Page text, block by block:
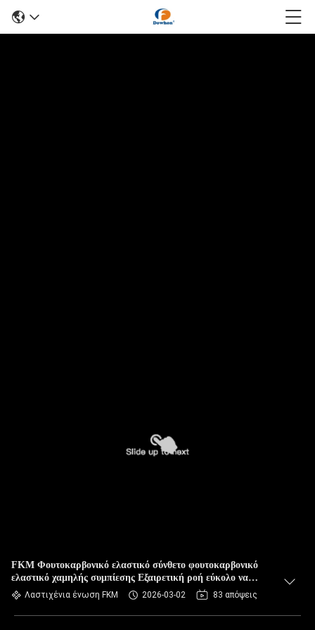
FKM Φουτοκαρβονικό ελαστικό σύνθετο φουτοκαρβονικό
ελαστικό χαμηλής συμπίεσης Εξαιρετική ροή εύκολο να
σκιστεί
Λαστιχένια ένωση FKM 2026-03-02 83 απόψεις